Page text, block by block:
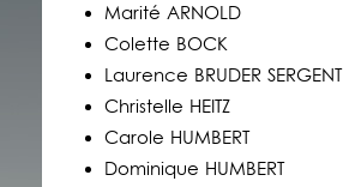
Marité ARNOLD
Colette BOCK
Laurence BRUDER SERGENT
Christelle HEITZ
Carole HUMBERT
Dominique HUMBERT